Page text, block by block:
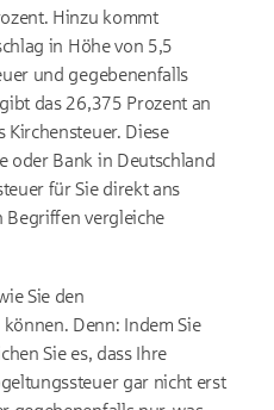
Hinzu kommt
in Höhe von 5,5
und gegebenenfalls
das 26,375 Prozent an
Kirchensteuer. Diese
oder Bank in Deutschland
für Sie direkt ans
Begriffen vergleiche
Sie den
Denn: Indem Sie
Sie es, dass Ihre
gar nicht erst